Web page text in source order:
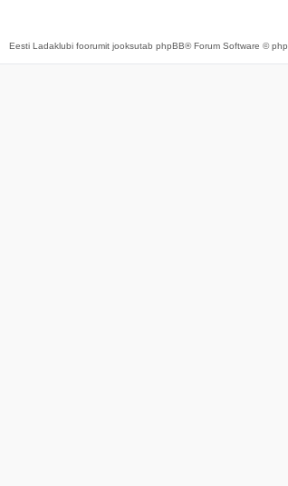
Eesti Ladaklubi foorumit jooksutab phpBB® Forum Software ©